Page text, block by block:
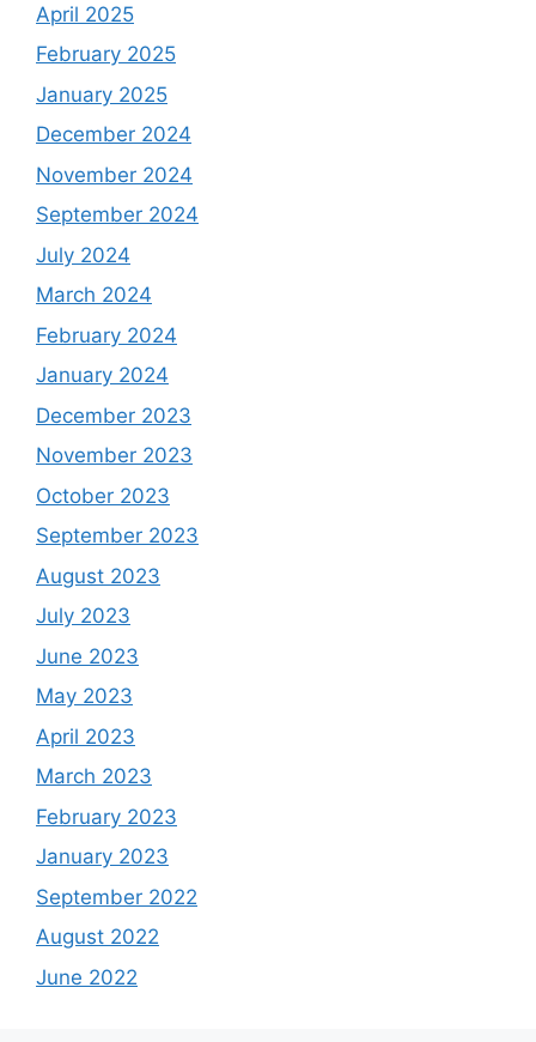
April 2025
February 2025
January 2025
December 2024
November 2024
September 2024
July 2024
March 2024
February 2024
January 2024
December 2023
November 2023
October 2023
September 2023
August 2023
July 2023
June 2023
May 2023
April 2023
March 2023
February 2023
January 2023
September 2022
August 2022
June 2022